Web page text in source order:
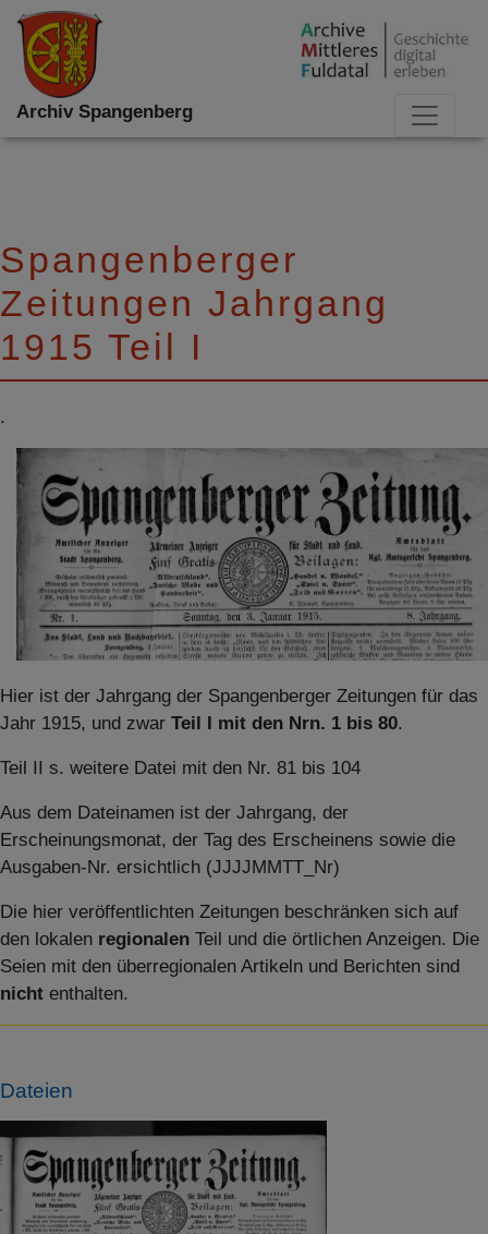
Archiv Spangenberg
Spangenberger
Zeitungen Jahrgang
1915 Teil I
.
Hier ist der Jahrgang der Spangenberger Zeitungen für das
Jahr 1915, und zwar Teil I mit den Nrn. 1 bis 80.
Teil II s. weitere Datei mit den Nr. 81 bis 104
Aus dem Dateinamen ist der Jahrgang, der
Erscheinungsmonat, der Tag des Erscheinens sowie die
Ausgaben-Nr. ersichtlich (JJJJMMTT_Nr)
Die hier veröffentlichten Zeitungen beschränken sich auf
den lokalen regionalen Teil und die örtlichen Anzeigen. Die
Seien mit den überregionalen Artikeln und Berichten sind
nicht enthalten.
Dateien